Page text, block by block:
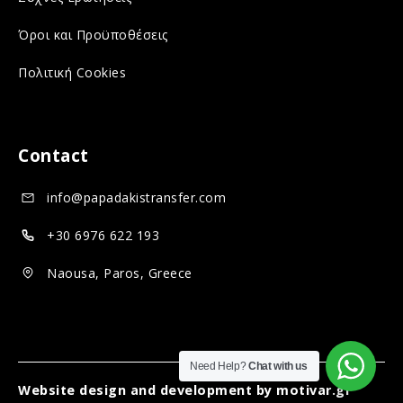
o
c
i
m
d
i
a
s
o
c
l
e
d
i
n
s
i
l
m
e
Όροι και Προϋποθέσεις
Πολιτική Cookies
Contact
info@papadakistransfer.com
+30 6976 622 193
Naousa, Paros, Greece
Website design and development by motivar.gr
Need Help?Chat with us